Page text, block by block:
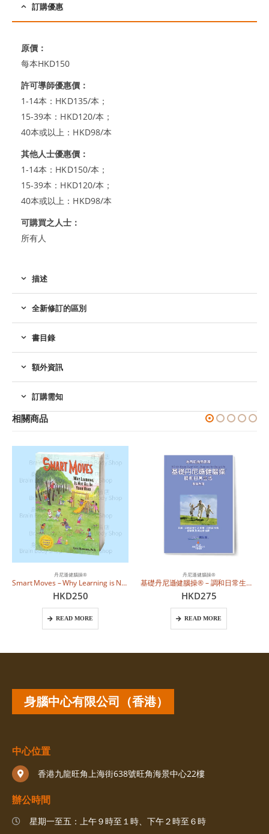
訂購優惠
原價：
每本HKD150
許可導師優惠價：
1-14本：HKD135/本；
15-39本：HKD120/本；
40本或以上：HKD98/本
其他人士優惠價：
1-14本：HKD150/本；
15-39本：HKD120/本；
40本或以上：HKD98/本
可購買之人士：
所有人
描述
全新修訂的區別
書目錄
額外資訊
訂購需知
相關商品
丹尼遜健腦操®
Smart Moves – Why Learning is Not All in Your Head (The 2nd Edition – English)
HKD250
READ MORE
丹尼遜健腦操®
基礎丹尼遜健腦操® – 調和日常生活學員手冊 (繁體中文)
HKD275
READ MORE
身腦中心有限公司（香港）
中心位置
香港九龍旺角上海街638號旺角海景中心22樓
辦公時間
星期一至五：上午９時至１時、下午２時至６時